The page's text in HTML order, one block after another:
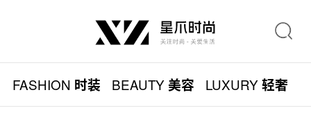
FASHION 时装 BEAUTY美容 LUXURY轻奢